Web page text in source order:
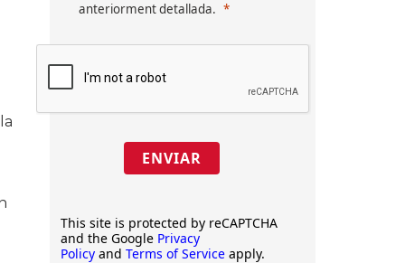
anteriorment detallada.
ENVIAR
This site is protected by reCAPTCHA
and the Google Privacy
Policy and Terms of Service apply.